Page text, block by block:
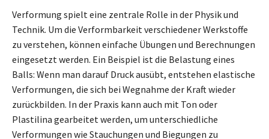
Verformung spielt eine zentrale Rolle in der Physik und
Technik. Um die Verformbarkeit verschiedener Werkstoffe
zu verstehen, können einfache Übungen und Berechnungen
eingesetzt werden. Ein Beispiel ist die Belastung eines
Balls: Wenn man darauf Druck ausübt, entstehen elastische
Verformungen, die sich bei Wegnahme der Kraft wieder
zurückbilden. In der Praxis kann auch mit Ton oder
Plastilina gearbeitet werden, um unterschiedliche
Verformungen wie Stauchungen und Biegungen zu